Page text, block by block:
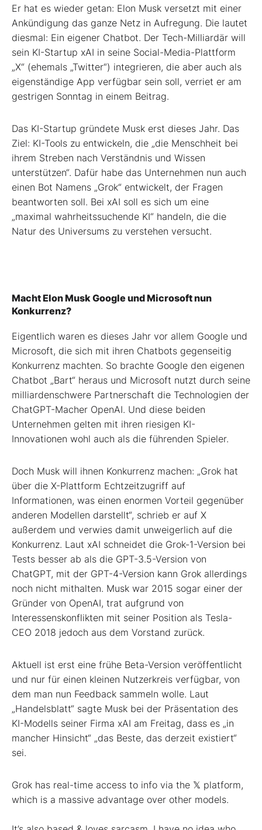
Er hat es wieder getan: Elon Musk versetzt mit einer
Ankündigung das ganze Netz in Aufregung. Die lautet
diesmal: Ein eigener Chatbot. Der Tech-Milliardär will
sein KI-Startup xAI in seine Social-Media-Plattform
„X“ (ehemals „Twitter“) integrieren, die aber auch als
eigenständige App verfügbar sein soll, verriet er am
gestrigen Sonntag in einem Beitrag.
Das KI-Startup gründete Musk erst dieses Jahr. Das
Ziel: KI-Tools zu entwickeln, die „die Menschheit bei
ihrem Streben nach Verständnis und Wissen
unterstützen“. Dafür habe das Unternehmen nun auch
einen Bot Namens „Grok“ entwickelt, der Fragen
beantworten soll. Bei xAI soll es sich um eine
„maximal wahrheitssuchende KI“ handeln, die die
Natur des Universums zu verstehen versucht.
Macht Elon Musk Google und Microsoft nun
Konkurrenz?
Eigentlich waren es dieses Jahr vor allem Google und
Microsoft, die sich mit ihren Chatbots gegenseitig
Konkurrenz machten. So brachte Google den eigenen
Chatbot „Bart“ heraus und Microsoft nutzt durch seine
milliardenschwere Partnerschaft die Technologien der
ChatGPT-Macher OpenAI. Und diese beiden
Unternehmen gelten mit ihren riesigen KI-
Innovationen wohl auch als die führenden Spieler.
Doch Musk will ihnen Konkurrenz machen: „Grok hat
über die X-Plattform Echtzeitzugriff auf
Informationen, was einen enormen Vorteil gegenüber
anderen Modellen darstellt“, schrieb er auf X
außerdem und verwies damit unweigerlich auf die
Konkurrenz. Laut xAI schneidet die Grok-1-Version bei
Tests besser ab als die GPT-3.5-Version von
ChatGPT, mit der GPT-4-Version kann Grok allerdings
noch nicht mithalten. Musk war 2015 sogar einer der
Gründer von OpenAI, trat aufgrund von
Interessenskonflikten mit seiner Position als Tesla-
CEO 2018 jedoch aus dem Vorstand zurück.
Aktuell ist erst eine frühe Beta-Version veröffentlicht
und nur für einen kleinen Nutzerkreis verfügbar, von
dem man nun Feedback sammeln wolle. Laut
„Handelsblatt“ sagte Musk bei der Präsentation des
KI-Modells seiner Firma xAI am Freitag, dass es „in
mancher Hinsicht“ „das Beste, das derzeit existiert“
sei.
Grok has real-time access to info via the 𝕏 platform,
which is a massive advantage over other models.